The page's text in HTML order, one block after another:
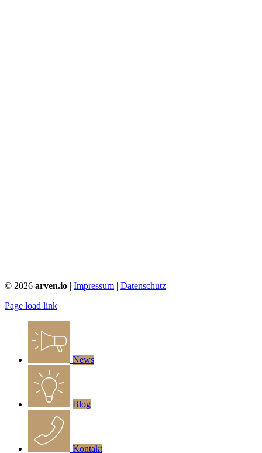
© 2026 arven.io Impressum
Datenschutz
Page load link
News
Blog
Kontakt